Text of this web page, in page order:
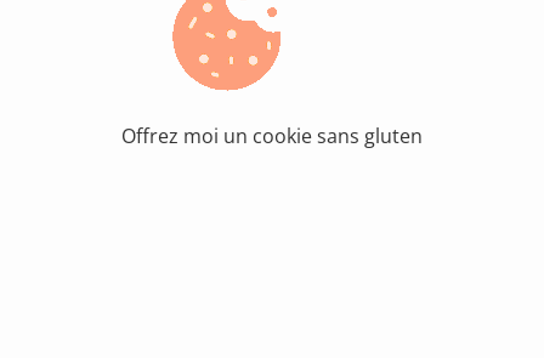
Offrez moi un cookie sans gluten